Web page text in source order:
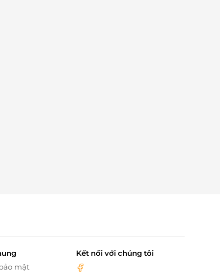
mật
Kết nối với chúng tôi